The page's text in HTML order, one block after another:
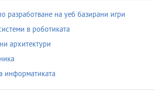
разработване на уеб базирани игри
в роботиката
архитектури
информатиката